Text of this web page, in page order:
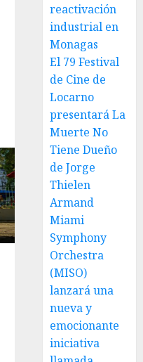
reactivación
industrial en
Monagas
El 79 Festival
de Cine de
Locarno
presentará La
Muerte No
Tiene Dueño
de Jorge
Thielen
Armand
Miami
Symphony
Orchestra
(MISO)
lanzará una
nueva y
emocionante
iniciativa